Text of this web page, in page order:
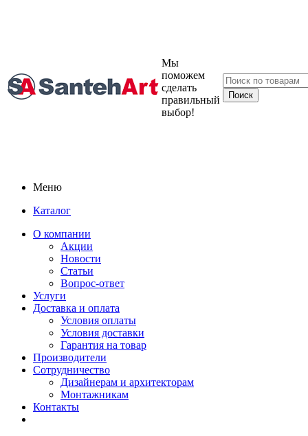
Мы
поможем
сделать
правильный
выбор!
Меню
Каталог
О компании
Акции
Новости
Статьи
Вопрос-ответ
Услуги
Доставка и оплата
Условия оплаты
Условия доставки
Гарантия на товар
Производители
Сотрудничество
Дизайнерам и архитекторам
Монтажникам
Контакты